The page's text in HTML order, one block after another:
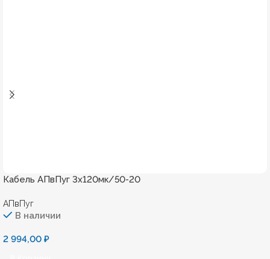
Кабель АПвПуг 3х120мк/50-20
АПвПуг
В наличии
2 994,00 ₽